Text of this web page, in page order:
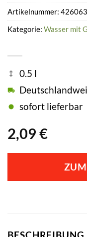
2,09 €
0.5 l
sofort lieferbar
ZUM
Artikelnummer:
Kategorie: Wasser mit